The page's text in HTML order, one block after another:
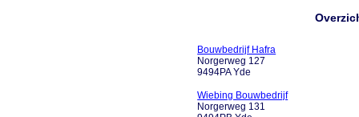
Bouwbedrijf Hafra
Norgerweg 127
9494PA Yde
Wiebing Bouwbedrijf
Norgerweg 131